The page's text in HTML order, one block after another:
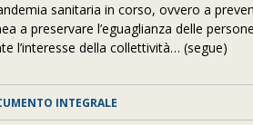
sanitaria in corso, ovvero a
a preservare l’eguaglianza delle
l’interesse della collettività… (segue)
INTEGRALE